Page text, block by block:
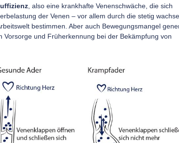
, also eine krankhafte Venenschwäche, die sich
der Venen – vor allem durch die stetig
bestimmen. Aber auch Bewegungsmangel
und Früherkennung bei der Bekämpfung von